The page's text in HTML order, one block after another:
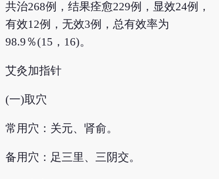
共治268例，结果痊愈229例，显效24例，
有效12例，无效3例，总有效率为
98.9％(15，16)。
艾灸加指针
(一)取穴
常用穴：关元、肾俞。
备用穴：足三里、三阴交。